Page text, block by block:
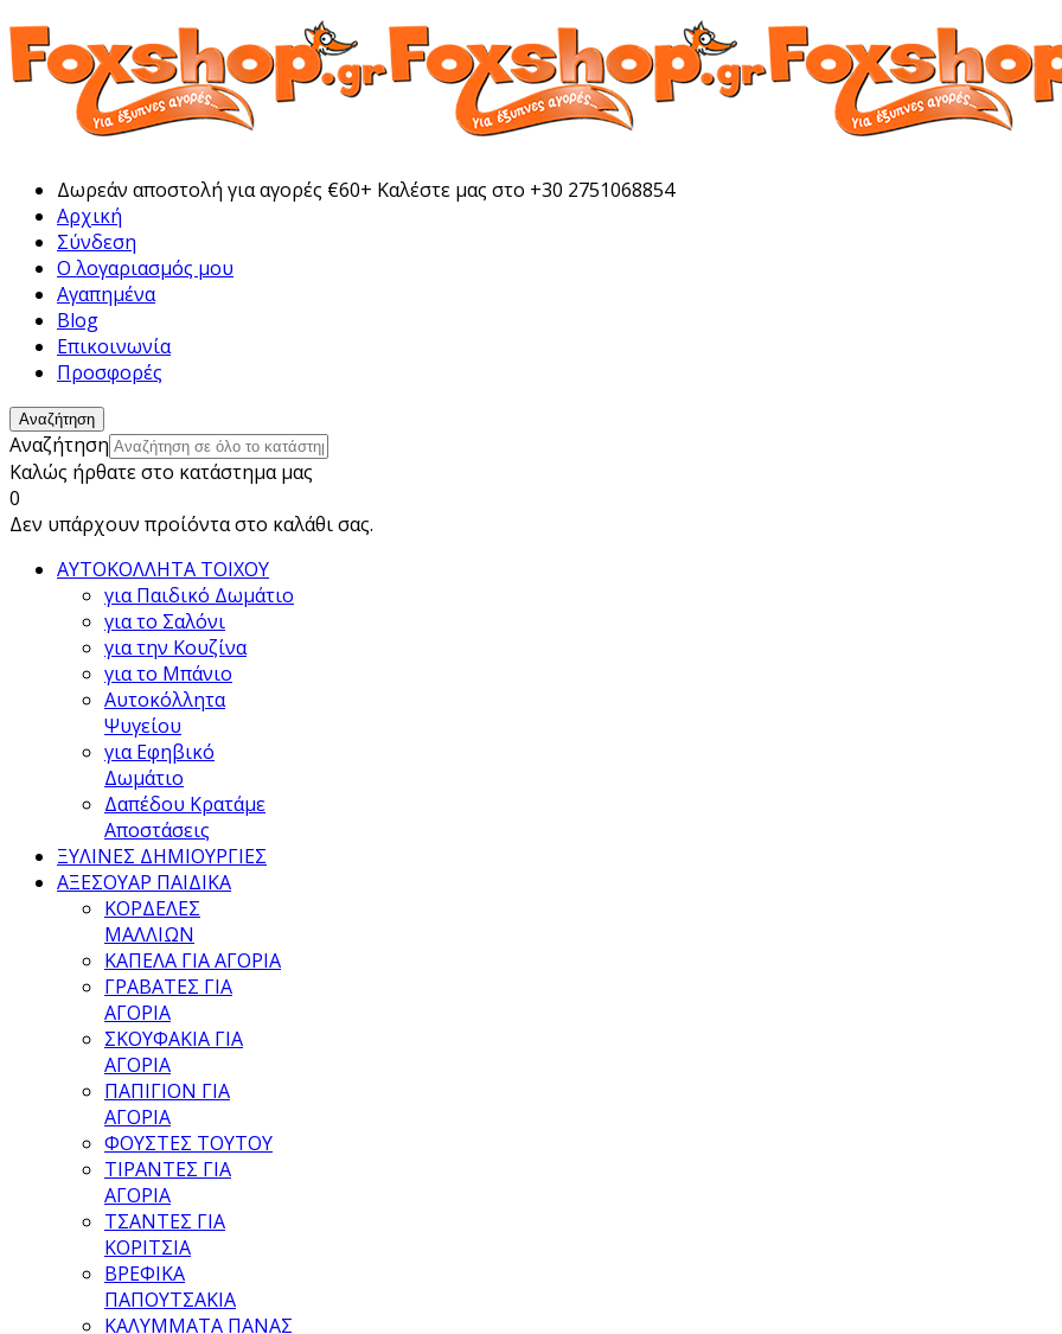
Δωρεάν αποστολή για αγορές €60+ Καλέστε μας στο +30 2751068854
Αρχική
Σύνδεση
Ο λογαριασμός μου
Αγαπημένα
Blog
Επικοινωνία
Προσφορές
Αναζήτηση
Αναζήτηση
Καλώς ήρθατε στο κατάστημα μας
0
Δεν υπάρχουν προίόντα στο καλάθι σας.
ΑΥΤΟΚΟΛΛΗΤΑ ΤΟΙΧΟΥ
για Παιδικό Δωμάτιο
για το Σαλόνι
για την Κουζίνα
για το Μπάνιο
Αυτοκόλλητα
Ψυγείου
για Εφηβικό
Δωμάτιο
Δαπέδου Κρατάμε
Αποστάσεις
ΞΥΛΙΝΕΣ ΔΗΜΙΟΥΡΓΙΕΣ
ΑΞΕΣΟΥΑΡ ΠΑΙΔΙΚΑ
ΚΟΡΔΕΛΕΣ
ΜΑΛΛΙΩΝ
ΚΑΠΕΛΑ ΓΙΑ ΑΓΟΡΙΑ
ΓΡΑΒΑΤΕΣ ΓΙΑ
ΑΓΟΡΙΑ
ΣΚΟΥΦΑΚΙΑ ΓΙΑ
ΑΓΟΡΙΑ
ΠΑΠΙΓΙΟΝ ΓΙΑ
ΑΓΟΡΙΑ
ΦΟΥΣΤΕΣ ΤΟΥΤΟΥ
ΤΙΡΑΝΤΕΣ ΓΙΑ
ΑΓΟΡΙΑ
ΤΣΑΝΤΕΣ ΓΙΑ
ΚΟΡΙΤΣΙΑ
ΒΡΕΦΙΚΑ
ΠΑΠΟΥΤΣΑΚΙΑ
ΚΑΛΥΜΜΑΤΑ ΠΑΝΑΣ